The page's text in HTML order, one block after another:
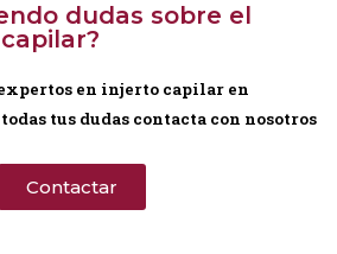
dudas sobre el
en injerto capilar en
tus dudas contacta con nosotros
Contactar